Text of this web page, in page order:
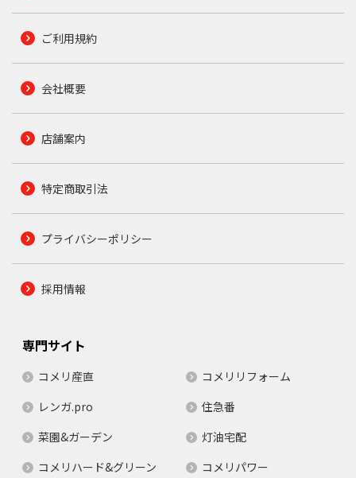
ご利用規約
会社概要
店舗案内
特定商取引法
プライバシーポリシー
採用情報
専門サイト
コメリ産直
コメリリフォーム
レンガ.pro
住急番
菜園&ガーデン
灯油宅配
コメリハード&グリーン
コメリパワー